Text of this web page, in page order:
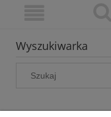
Wyszukiwarka